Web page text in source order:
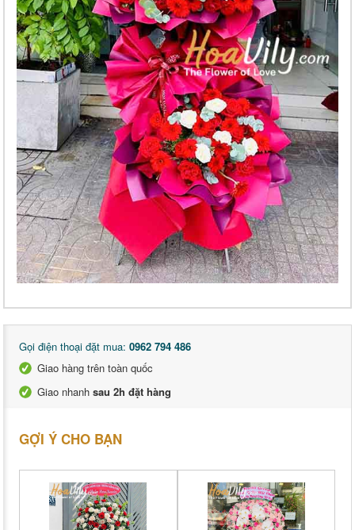
Gọi điện thoại đặt mua: 0962 794 486
Giao hàng trên toàn quốc
Giao nhanh sau 2h đặt hàng
GỢI Ý CHO BẠN